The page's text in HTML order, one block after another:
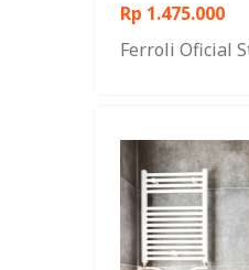
Rp 1.475.000
Ferroli Oficial